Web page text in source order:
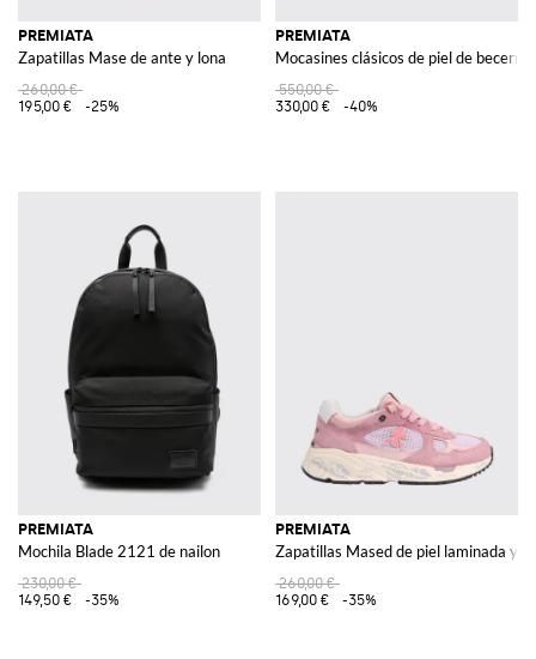
PREMIATA
Zapatillas Mase de ante y lona
260,00 €
195,00 €
-25%
PREMIATA
Mocasines clásicos de piel de
550,00 €
330,00 €
-40%
PREMIATA
Mochila Blade 2121 de nailon
230,00 €
149,50 €
-35%
PREMIATA
Zapatillas Mased de piel laminada y
260,00 €
169,00 €
-35%